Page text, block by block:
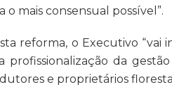
mais consensual possível”.
reforma, o Executivo “vai
da gestão
e proprietários